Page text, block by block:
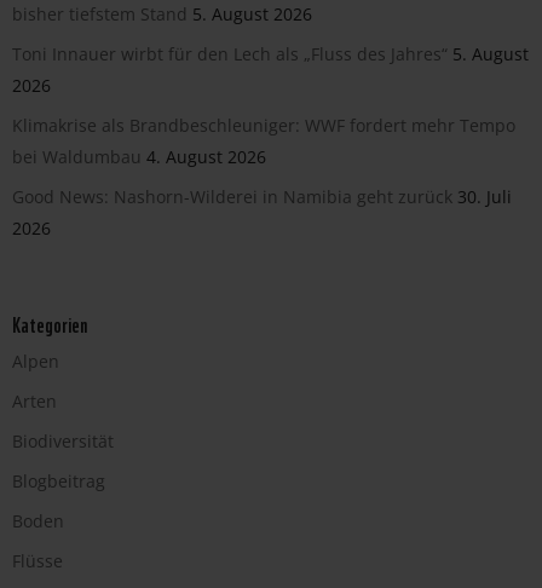
bisher tiefstem Stand 5. August 2026
Toni Innauer wirbt für den Lech als „Fluss des Jahres“ 5. August
2026
Klimakrise als Brandbeschleuniger: WWF fordert mehr Tempo
bei Waldumbau 4. August 2026
Good News: Nashorn-Wilderei in Namibia geht zurück 30. Juli
2026
Kategorien
Alpen
Arten
Biodiversität
Blogbeitrag
Boden
Flüsse